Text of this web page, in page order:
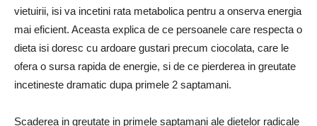
vietuirii, isi va incetini rata metabolica pentru a onserva energia
mai eficient. Aceasta explica de ce persoanele care respecta o
dieta isi doresc cu ar­doare gustari precum ciocolata, care le
ofera o sursa rapida de energie, si de ce pierderea in greutate
incetineste dramatic dupa primele 2 saptamani.
Scaderea in greutate in primele saptamani ale dietelor radicale